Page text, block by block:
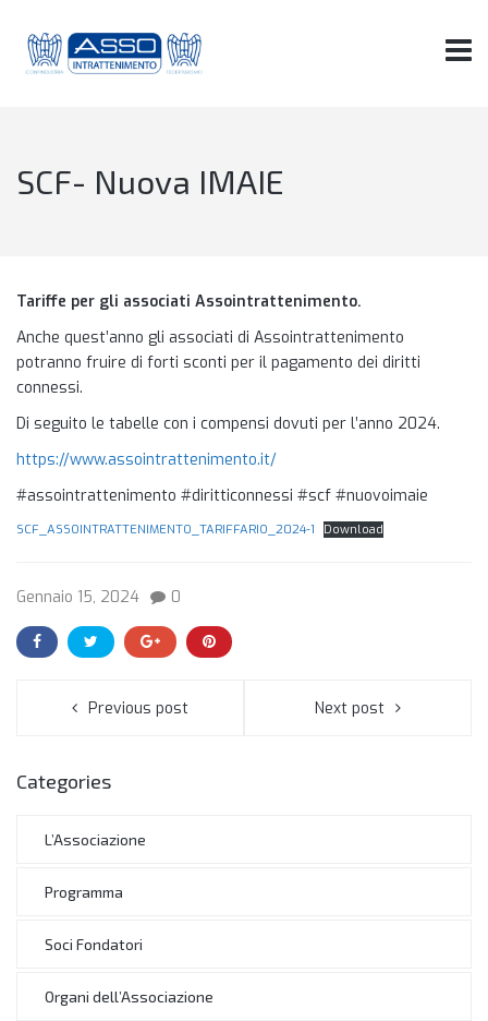
SCF- Nuova IMAIE
Tariffe per gli associati Assointrattenimento.
Anche quest’anno gli associati di Assointrattenimento
potranno fruire di forti sconti per il pagamento dei diritti
connessi.
Di seguito le tabelle con i compensi dovuti per l’anno 2024.
https://www.assointrattenimento.it/
#assointrattenimento #diritticonnessi #scf #nuovoimaie
SCF_ASSOINTRATTENIMENTO_TARIFFARIO_2024-1 Download
Gennaio 15, 2024 0
Previous post Next post
Categories
L’Associazione
Programma
Soci Fondatori
Organi dell’Associazione